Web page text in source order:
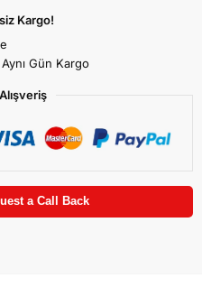
Kargo!
Gün Kargo
a Call Back